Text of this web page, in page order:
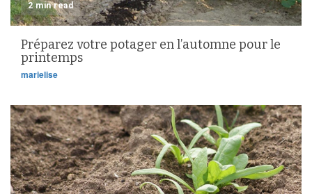
2 min read
Préparez votre potager en l’automne pour le
printemps
marielise